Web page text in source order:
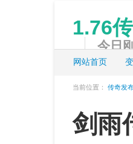
1.76
今日
网站首页
当前位置： 传奇发
剑雨